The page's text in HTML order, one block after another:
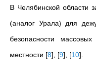
В Челябинской области
(аналог Урала) для
безопасности
местности [8] [9] [10]